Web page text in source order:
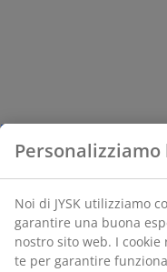
Noi di JYSK utilizziamo
garantire una buona
nostro sito web. I
te per garantire